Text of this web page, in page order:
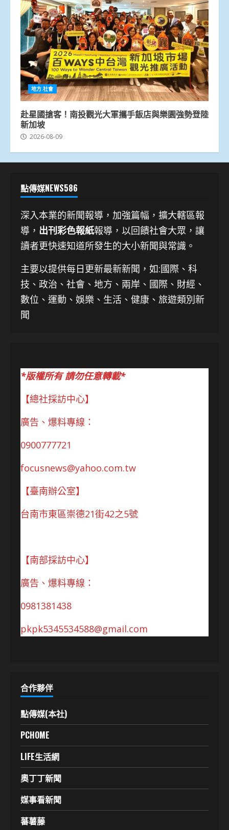
地方.社會
赴星國搶客！南投觀光大軍攜手飯店與樂園強勢登陸
新加坡
2026-08-09
點傳媒NEWS586
深入本業的新聞報導，加強篇幅，擴大轄區報
導， 出刊彩色報紙報導，以回饋社會大眾，讓
讀者更快速知道所發生的大小新聞與常識。
主要以提供每日更新最新新聞 ，如:國際、科
技、 政治、社會、地方、兩岸、國際、財經、
數位、運動、娛樂、生活、健康、旅遊類別新
聞
*版權所有 請勿任意轉載*
【總社採訪中心】
廣告、爆料專線：
0900777721
focusnews@yahoo.com.tw
【臺南辦公室】
台南市東區崇德21街42之5號
【南部採訪中心】
廣告、爆料專線：
0981381438
pkpk5345534588@gmail.com
合作夥伴
點傳媒(本社)
PCHOME
LIFE生活網
奧丁丁新聞
媒事看新聞
蕃薯藤